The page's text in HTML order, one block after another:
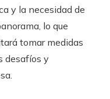
y la necesidad de
lo que
tomar medidas
desafíos y